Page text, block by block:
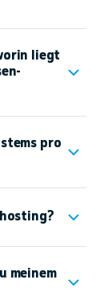
liegt
pro
meinem